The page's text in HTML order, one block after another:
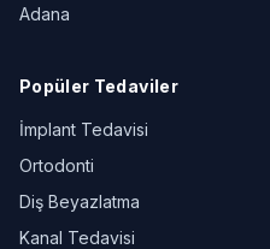
Adana
Popüler Tedaviler
İmplant Tedavisi
Ortodonti
Diş Beyazlatma
Kanal Tedavisi